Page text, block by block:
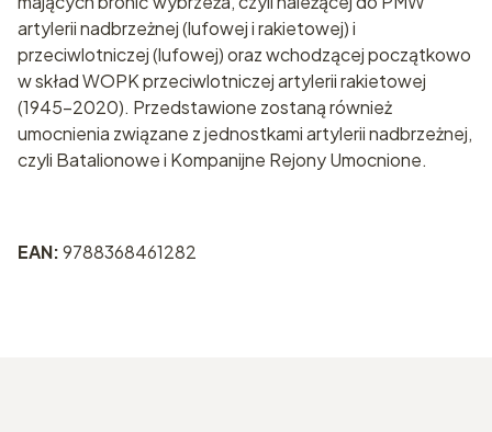
artylerii nadbrzeżnej (lufowej i rakietowej) i
przeciwlotniczej (lufowej) oraz wchodzącej początkowo
w skład WOPK przeciwlotniczej artylerii rakietowej
(1945-2020). Przedstawione zostaną również
umocnienia związane z jednostkami artylerii nadbrzeżnej,
czyli Batalionowe i Kompanijne Rejony Umocnione.
EAN:9788368461282